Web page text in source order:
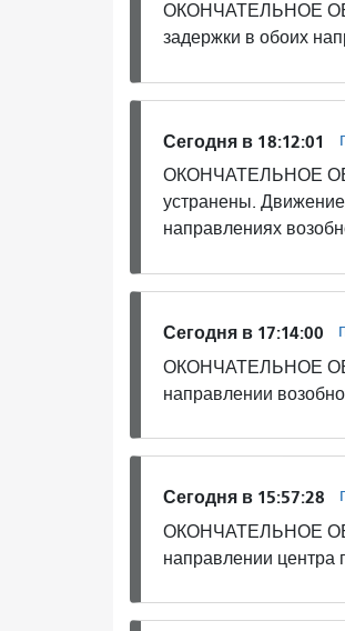
ОКОНЧАТЕЛЬНОЕ
задержки в обоих
Сегодня в 18:12:01
ОКОНЧАТЕЛЬНОЕ
устранены.
направлениях
Сегодня в 17:14:00
ОКОНЧАТЕЛЬНОЕ
направлении
Сегодня в 15:57:28
ОКОНЧАТЕЛЬНОЕ
направлении центра